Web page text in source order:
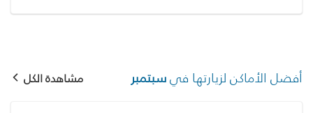
أفضل الأماكن لزيارتها فيسبتمبر مشاهدة الكل